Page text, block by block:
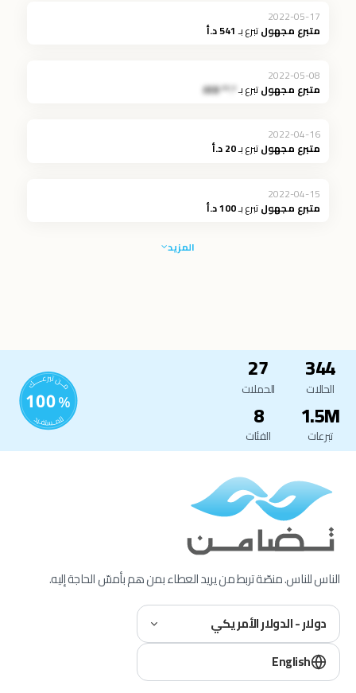
2022-05-17
متبرع مجهولتبرع بـ541 د.أ
2022-05-08
متبرع مجهولتبرع بـ*.** JOD
2022-04-16
متبرع مجهولتبرع بـ20 د.أ
2022-04-15
متبرع مجهولتبرع بـ100 د.أ
المزيد
344
الحالات
27
الحملات
1.5M
تبرعات
8
الفئات
الناس للناس. منصّة تربط من يريد العطاء بمن هم بأمسّ الحاجة إليه.
دولار - الدولار الأمريكي
English